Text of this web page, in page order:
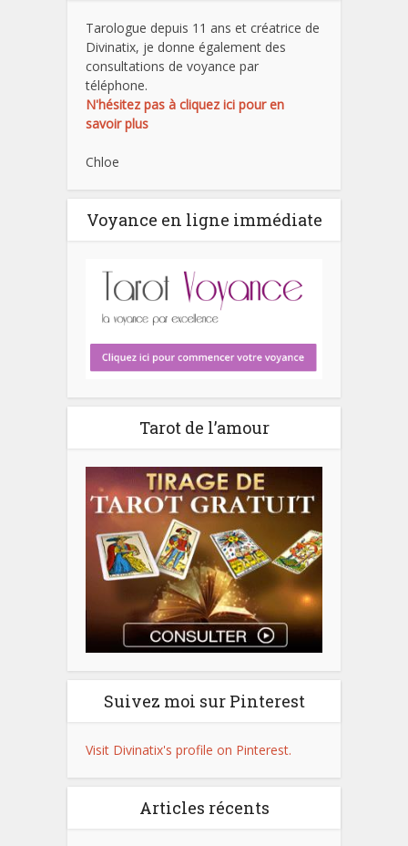
Tarologue depuis 11 ans et créatrice de
Divinatix, je donne également des
consultations de voyance par
téléphone.
N'hésitez pas à cliquez ici pour en
savoir plus
Chloe
Voyance en ligne immédiate
Tarot de l’amour
Suivez moi sur Pinterest
Visit Divinatix's profile on Pinterest.
Articles récents